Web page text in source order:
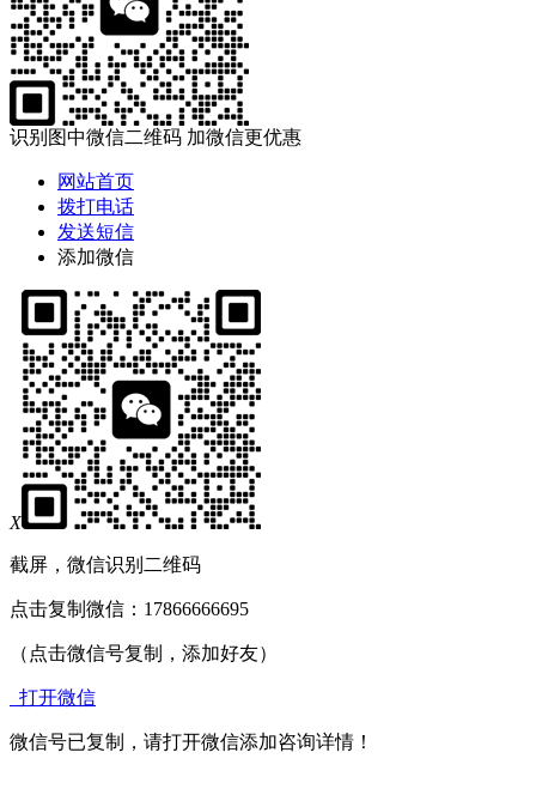
识别图中微信二维码 加微信更优惠
网站首页
拨打电话
发送短信
添加微信
X
截屏，微信识别二维码
点击复制微信：17866666695
（点击微信号复制，添加好友）
打开微信
微信号已复制，请打开微信添加咨询详情！